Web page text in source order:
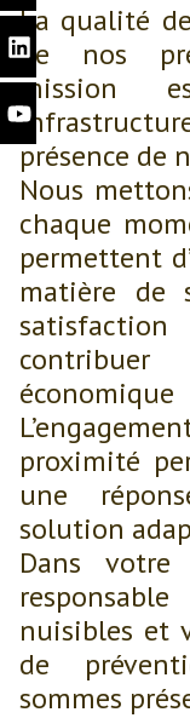
La qualité
de nos
mission
présence de
Nous
chaque
permettent
matière de
proximité
une
solution
Dans votre
nuisibles et
de
sommes